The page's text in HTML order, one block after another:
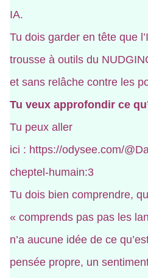
IA.
Tu dois garder en tête que
trousse à outils du
et sans relâche contre les
Tu veux approfondir ce
Tu peux aller
ici : https://odysee.com/
cheptel-humain:3
Tu dois bien comprendre,
« comprends pas pas les
n’a aucune idée de ce
pensée propre, un